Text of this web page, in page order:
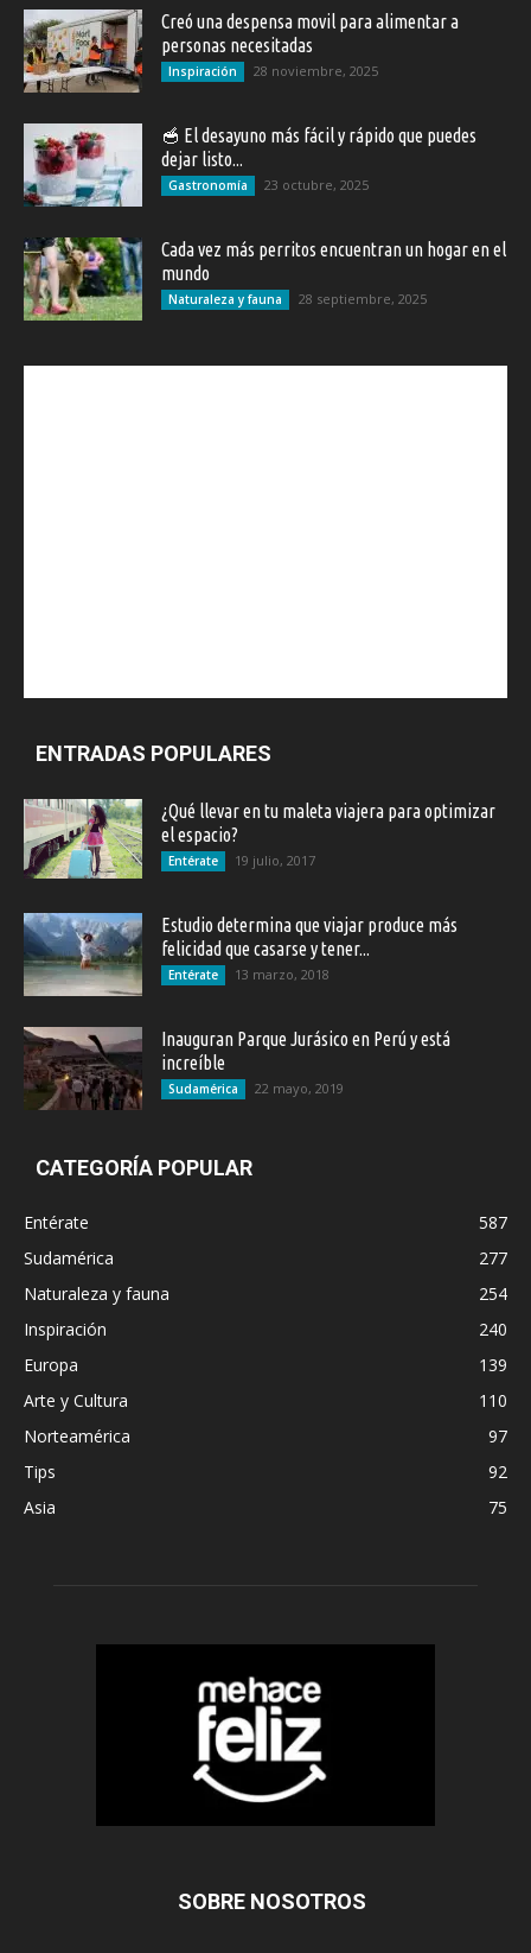
Creó una despensa movil para alimentar a
personas necesitadas
Inspiración 28 noviembre, 2025
🥣 El desayuno más fácil y rápido que puedes
dejar listo...
Gastronomía 23 octubre, 2025
Cada vez más perritos encuentran un hogar en el
mundo
Naturaleza y fauna 28 septiembre, 2025
ENTRADAS POPULARES
¿Qué llevar en tu maleta viajera para optimizar
el espacio?
Entérate 19 julio, 2017
Estudio determina que viajar produce más
felicidad que casarse y tener...
Entérate 13 marzo, 2018
Inauguran Parque Jurásico en Perú y está
increíble
Sudamérica 22 mayo, 2019
CATEGORÍA POPULAR
Entérate
587
Sudamérica
277
Naturaleza y fauna
254
Inspiración
240
Europa
139
Arte y Cultura
110
Norteamérica
97
Tips
92
Asia
75
SOBRE NOSOTROS